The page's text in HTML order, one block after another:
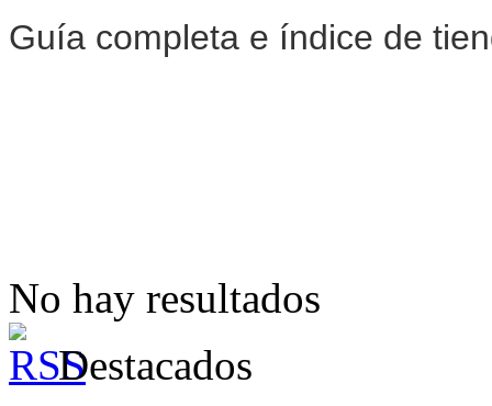
Guía completa e índice de
No hay resultados
Destacados